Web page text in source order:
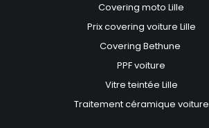
Covering moto Lille
Prix covering voiture Lille
Covering Bethune
PPF voiture
Vitre teintée Lille
Traitement céramique voiture